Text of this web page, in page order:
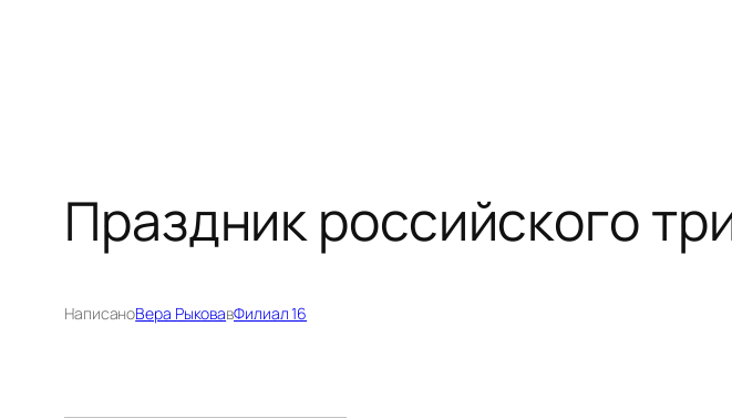
Праздник российского
НаписаноВера РыковавФилиал 16